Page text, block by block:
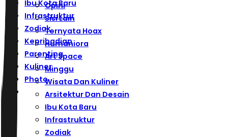
Ibu Kota Baru
Infrastruktur
Zodiak
Kepribadian
Parenting
Kuliner
Photo
Opini
Sisi Lain
Ternyata Hoax
Humaniora
Art Space
Minggu
Wisata Dan Kuliner
Arsitektur Dan Desain
Ibu Kota Baru
Infrastruktur
Zodiak